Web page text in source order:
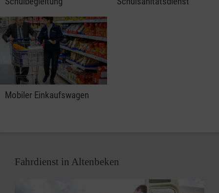
Mobiler Einkaufswagen
Fahrdienst in Altenbeken